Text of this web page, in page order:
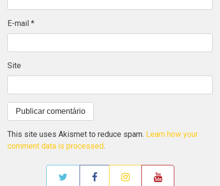
E-mail *
Site
This site uses Akismet to reduce spam. Learn how your
comment data is processed.